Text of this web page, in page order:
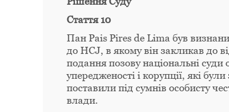
Стаття 10
Пан Pais Pires de Lima був
до HCJ, в якому він закликав до
подання позову національні
упередженості і корупції, які
поставили під сумнів особисту
влади.